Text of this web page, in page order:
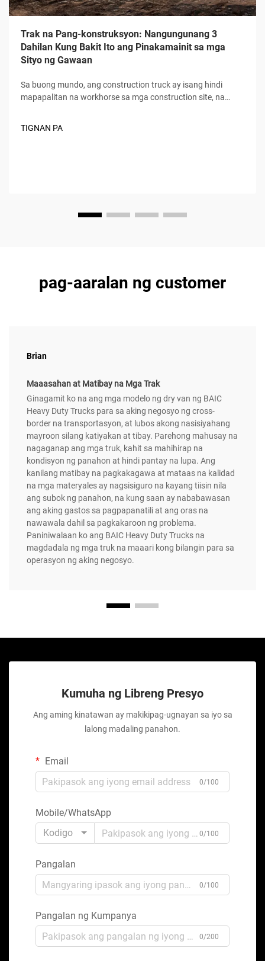
Trak na Pang-konstruksyon: Nangungunang 3
Dahilan Kung Bakit Ito ang Pinakamainit sa mga
Sityo ng Gawaan
Sa buong mundo, ang construction truck ay isang hindi
mapapalitan na workhorse sa mga construction site, na
TIGNAN PA
pag-aaralan ng customer
Brian
Maaasahan at Matibay na Mga Trak
Ginagamit ko na ang mga modelo ng dry van ng BAIC
Heavy Duty Trucks para sa aking negosyo ng cross-
border na transportasyon, at lubos akong nasisiyahang
mayroon silang katiyakan at tibay. Parehong mahusay na
nagaganap ang mga truk, kahit sa mahihirap na
kondisyon ng panahon at hindi pantay na lupa. Ang
kanilang matibay na pagkakagawa at mataas na kalidad
na mga materyales ay nagsisiguro na kayang tiisin nila
ang subok ng panahon, na kung saan ay nababawasan
ang aking gastos sa pagpapanatili at ang oras na
nawawala dahil sa pagkakaroon ng problema.
Paniniwalaan ko ang BAIC Heavy Duty Trucks na
magdadala ng mga truk na maaari kong bilangin para sa
operasyon ng aking negosyo.
Kumuha ng Libreng Presyo
Ang aming kinatawan ay makikipag-ugnayan sa iyo sa
lalong madaling panahon.
Email
0/100
Mobile/WhatsApp
Kodigo
0/100
Pangalan
0/100
Pangalan ng Kumpanya
0/200